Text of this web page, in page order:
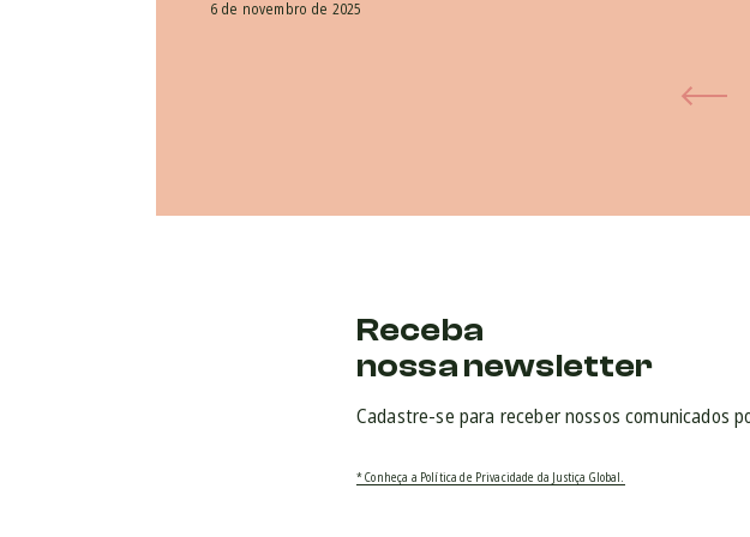
6 de novembro de 2025
Receba
nossa newsletter
Cadastre-se para receber nossos comunicados
* Conheça a Política de Privacidade da Justiça Global.